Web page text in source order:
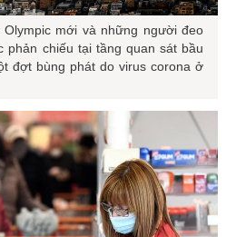
Olympic mới và những người đeo
phản chiếu tại tầng quan sát bầu
đợt bùng phát do virus corona ở